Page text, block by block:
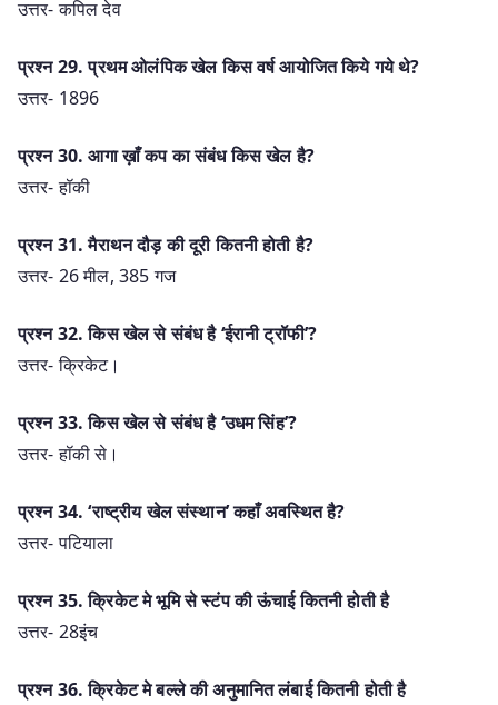
उत्तर- कपिल देव
प्रश्न 29. प्रथम ओलंपिक खेल किस वर्ष आयोजित किये गये थे?
उत्तर- 1896
प्रश्न 30. आगा ख़ाँ कप का संबंध किस खेल है?
उत्तर- हॉकी
प्रश्न 31. मैराथन दौड़ की दूरी कितनी होती है?
उत्तर- 26 मील, 385 गज
प्रश्न 32. किस खेल से संबंध है ‘ईरानी ट्रॉफी’?
उत्तर- क्रिकेट।
प्रश्न 33. किस खेल से संबंध है ‘उधम सिंह’?
उत्तर- हॉकी से।
प्रश्न 34. ‘राष्ट्रीय खेल संस्थान’ कहाँ अवस्थित है?
उत्तर- पटियाला
प्रश्न 35. क्रिकेट मे भूमि से स्टंप की ऊंचाई कितनी होती है
उत्तर- 28इंच
प्रश्न 36. क्रिकेट मे बल्ले की अनुमानित लंबाई कितनी होती है